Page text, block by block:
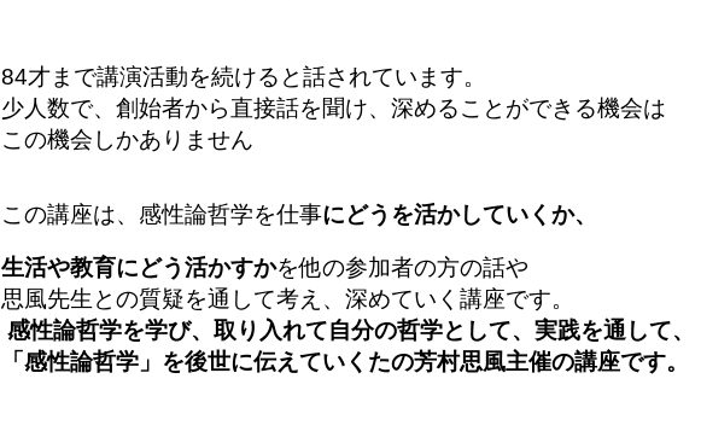
84才まで講演活動を続けると話されています。
少人数で、創始者から直接話を聞け、深めることができる機会は
この機会しかありません
この講座は、感性論哲学を仕事にどうを活かしていくか、
生活や教育にどう活かすかを他の参加者の方の話や
思風先生との質疑を通して考え、深めていく講座です。
感性論哲学を学び、取り入れて自分の哲学として、実践を通して、
「感性論哲学」を後世に伝えていくたの芳村思風主催の講座です。